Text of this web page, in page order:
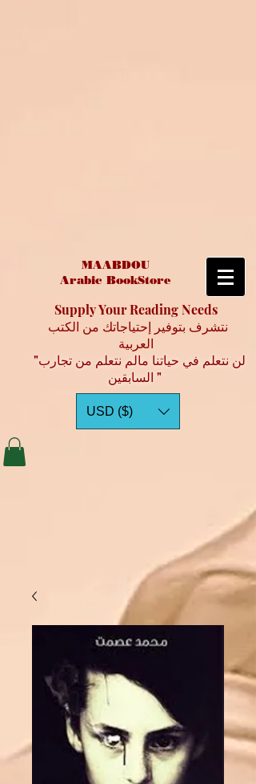
MAABDOU
Arabic BookStore
Supply Your Reading Needs
العربية
"لن نتعلم في حياتنا مالم نتعلم من تجارب
السابقين "
USD ($)